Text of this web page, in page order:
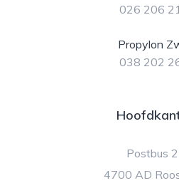
026 206
Propylon
038 202
Postbus
4700 AD